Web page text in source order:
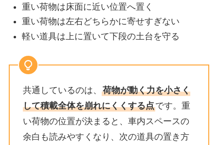
重い荷物は床面に近い位置へ置く
重い荷物は左右どちらかに寄せすぎない
軽い道具は上に置いて下段の土台を守る
共通しているのは、 荷物が動く力を小さく
して積載全体を崩れにくくする点です。重
い荷物の位置が決まると、車内スペースの
余白も読みやすくなり、次の道具の置き方